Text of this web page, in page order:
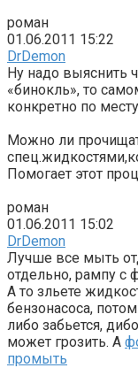
роман
01.06.2011 15:22
DrDemon
Ну надо выяснить
«бинокль», то
конкретно по
Можно ли
Помогает этот
роман
01.06.2011 15:02
DrDemon
Лучше все мыть
отдельно, рампу с
А то зльете
бензонасоса,
либо забьется,
может грозить. А
промыть